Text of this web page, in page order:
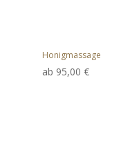
Honigmassage
ab 95,00 €